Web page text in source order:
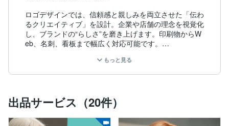
ロゴデザインでは、信頼感と親しみを両立させた「伝わ
るクリエイティブ」を設計。企業や店舗の理念を視覚化
し、ブランドの“らしさ”を磨き上げます。印刷物からW
eb、名刺、看板まで幅広く対応可能です。
LPやバナー設置などの【簡易コーディング】も可能。
構成提案〜設置まで一貫してお任せいただけます。
を持ち、業務に即した活用方法の設計、社内教育、プロ
ンプト設計までフルサポート。「導入したけど使いこな
せない」からの脱却をお手伝いします。
もっと見る
出品サービス（20件）